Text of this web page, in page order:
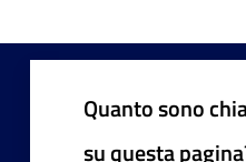
Quanto sono
su questa